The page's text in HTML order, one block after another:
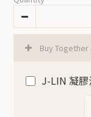
Buy Together
J-LIN 凝